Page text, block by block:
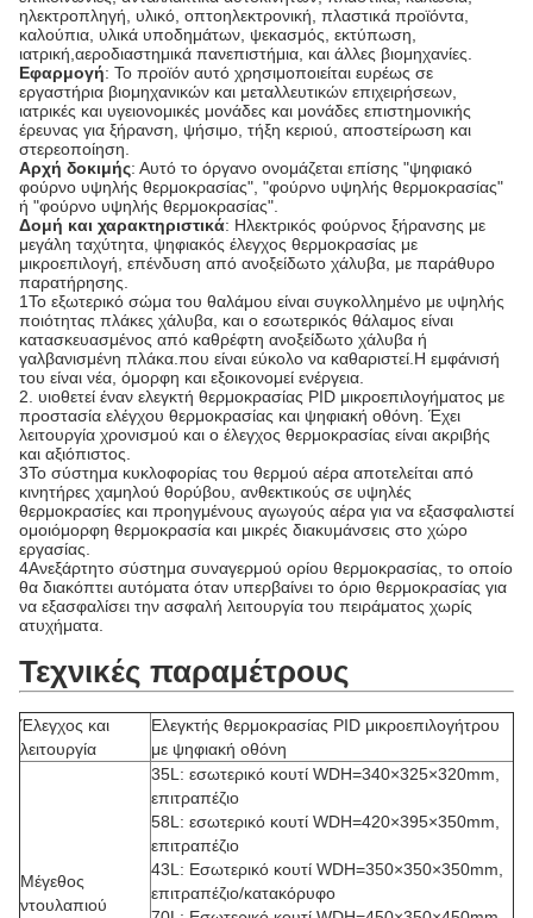
ηλεκτροπληγή, υλικό, οπτοηλεκτρονική, πλαστικά προϊόντα,
καλούπια, υλικά υποδημάτων, ψεκασμός, εκτύπωση,
ιατρική,αεροδιαστημικά πανεπιστήμια, και άλλες βιομηχανίες.
Εφαρμογή: Το προϊόν αυτό χρησιμοποιείται ευρέως σε
εργαστήρια βιομηχανικών και μεταλλευτικών επιχειρήσεων,
ιατρικές και υγειονομικές μονάδες και μονάδες επιστημονικής
έρευνας για ξήρανση, ψήσιμο, τήξη κεριού, αποστείρωση και
στερεοποίηση.
Αρχή δοκιμής: Αυτό το όργανο ονομάζεται επίσης "ψηφιακό
φούρνο υψηλής θερμοκρασίας", "φούρνο υψηλής θερμοκρασίας"
ή "φούρνο υψηλής θερμοκρασίας".
Δομή και χαρακτηριστικά: Ηλεκτρικός φούρνος ξήρανσης με
μεγάλη ταχύτητα, ψηφιακός έλεγχος θερμοκρασίας με
μικροεπιλογή, επένδυση από ανοξείδωτο χάλυβα, με παράθυρο
παρατήρησης.
1Το εξωτερικό σώμα του θαλάμου είναι συγκολλημένο με υψηλής
ποιότητας πλάκες χάλυβα, και ο εσωτερικός θάλαμος είναι
κατασκευασμένος από καθρέφτη ανοξείδωτο χάλυβα ή
γαλβανισμένη πλάκα.που είναι εύκολο να καθαριστεί.Η εμφάνισή
του είναι νέα, όμορφη και εξοικονομεί ενέργεια.
2. υιοθετεί έναν ελεγκτή θερμοκρασίας PID μικροεπιλογήματος με
προστασία ελέγχου θερμοκρασίας και ψηφιακή οθόνη. Έχει
λειτουργία χρονισμού και ο έλεγχος θερμοκρασίας είναι ακριβής
και αξιόπιστος.
3Το σύστημα κυκλοφορίας του θερμού αέρα αποτελείται από
κινητήρες χαμηλού θορύβου, ανθεκτικούς σε υψηλές
θερμοκρασίες και προηγμένους αγωγούς αέρα για να εξασφαλιστεί
ομοιόμορφη θερμοκρασία και μικρές διακυμάνσεις στο χώρο
εργασίας.
4Ανεξάρτητο σύστημα συναγερμού ορίου θερμοκρασίας, το οποίο
θα διακόπτει αυτόματα όταν υπερβαίνει το όριο θερμοκρασίας για
να εξασφαλίσει την ασφαλή λειτουργία του πειράματος χωρίς
ατυχήματα.
Τεχνικές παραμέτρους
Έλεγχος και
λειτουργία
Ελεγκτής θερμοκρασίας PID μικροεπιλογήτρου
με ψηφιακή οθόνη
Μέγεθος
ντουλαπιού
35L: εσωτερικό κουτί WDH=340×325×320mm,
επιτραπέζιο
58L: εσωτερικό κουτί WDH=420×395×350mm,
επιτραπέζιο
43L: Εσωτερικό κουτί WDH=350×350×350mm,
επιτραπέζιο/κατακόρυφο